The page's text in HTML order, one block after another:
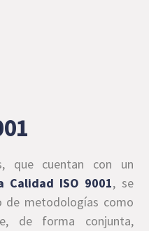
que cuentan con un
ISO 9001, se
de metodologías como
de forma conjunta,